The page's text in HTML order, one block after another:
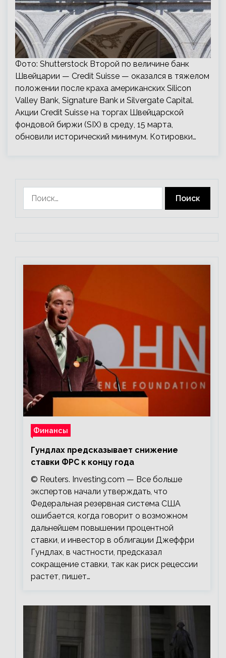
Фото: Shutterstock Второй по величине банк
Швейцарии — Credit Suisse — оказался в тяжелом
положении после краха американских Silicon
Valley Bank, Signature Bank и Silvergate Capital.
Акции Credit Suisse на торгах Швейцарской
фондовой биржи (SIX) в среду, 15 марта,
обновили исторический минимум. Котировки…
Финансы
Гундлах предсказывает снижение
ставки ФРС к концу года
© Reuters. Investing.com — Все больше
экспертов начали утверждать, что
Федеральная резервная система США
ошибается, когда говорит о возможном
дальнейшем повышении процентной
ставки, и инвестор в облигации Джеффри
Гундлах, в частности, предсказал
сокращение ставки, так как риск рецессии
растет, пишет…